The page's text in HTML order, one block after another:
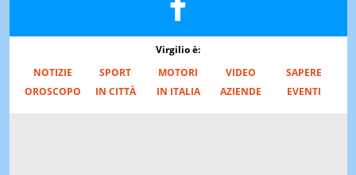
Virgilio è:
NOTIZIE
SPORT MOTORI VIDEO
SAPERE
OROSCOPO
IN CITTÀ IN ITALIA AZIENDE EVENTI